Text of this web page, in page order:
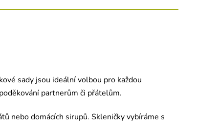
sady jsou ideální volbou pro každou
partnerům či přátelům.
nebo domácích sirupů. Skleničky vybíráme s